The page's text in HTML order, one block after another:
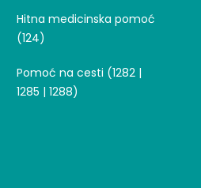
Hitna medicinska pomoć
(124)
Pomoć na cesti (1282 |
1285 | 1288)